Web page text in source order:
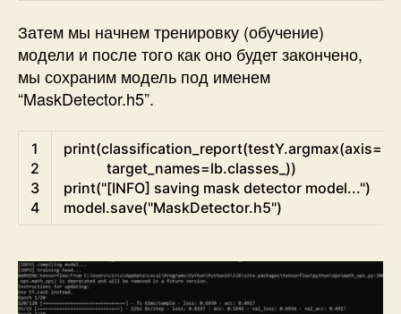
Затем мы начнем тренировку (обучение)
модели и после того как оно будет закончено,
мы сохраним модель под именем
“MaskDetector.h5”.
Python
1
2
3
4
print(classification_report(testY.argmax(axis=
target_names=lb.classes_ ))
print("[INFO] saving mask detector model...")
model.save("MaskDetector.h5")